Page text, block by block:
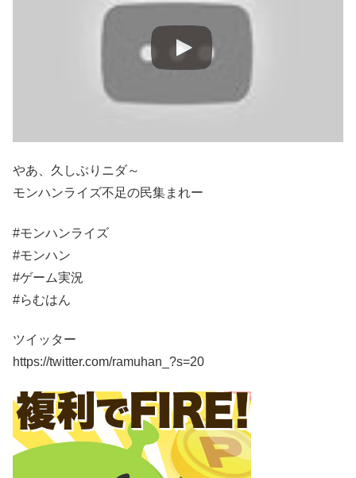
やあ、久しぶりニダ～
モンハンライズ不足の民集まれー
#モンハンライズ
#モンハン
#ゲーム実況
#らむはん
ツイッター
https://twitter.com/ramuhan_?s=20